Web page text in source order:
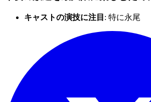
キャストの演技に注目 : 特に永尾